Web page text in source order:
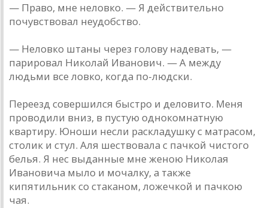
— Право, мне неловко. — Я действительно
почувствовал неудобство.
— Неловко штаны через голову надевать, —
парировал Николай Иванович. — А между
людьми все ловко, когда по-людски.
Переезд совершился быстро и деловито. Меня
проводили вниз, в пустую однокомнатную
квартиру. Юноши несли раскладушку с матрасом,
столик и стул. Аля шествовала с пачкой чистого
белья. Я нес выданные мне женою Николая
Ивановича мыло и мочалку, а также
кипятильник со стаканом, ложечкой и пачкою
чая.